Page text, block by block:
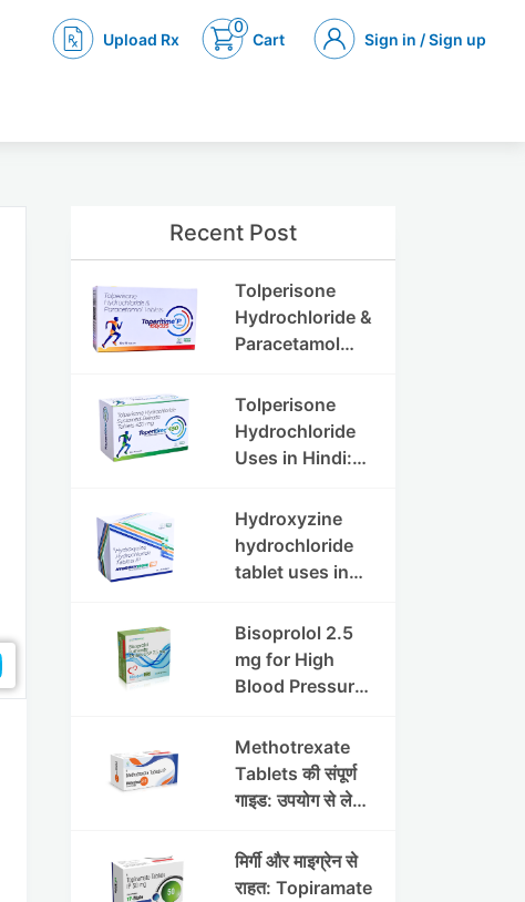
Upload Rx
0
Cart Sign in / Sign up
Recent Post
Tolperisone
Hydrochloride &
Paracetamol
Benefits,
Dosage & Side
Effects
Tolperisone
Hydrochloride
Uses in Hindi:
इफेक्ट्स और
सावधानियां
Hydroxyzine
hydrochloride
tablet uses in
हाइड्रोक्सीज़ाइन
हाइड्रोक्लोराइड
टैबलेट उपयोग व लाभ |
Bisoprolol 2.5
mg for High
Blood Pressure
Benefits,
Dosage &
Precautions
Methotrexate
Tablets की संपूर्ण
गाइड: उपयोग से लेकर
मिर्गी और माइग्रेन से
राहत: Topiramate